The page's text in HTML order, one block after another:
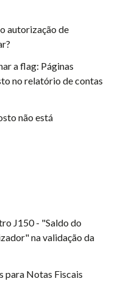
autorização de
a flag: Páginas
no relatório de contas
não está
J150 - "Saldo do
na validação da
para Notas Fiscais